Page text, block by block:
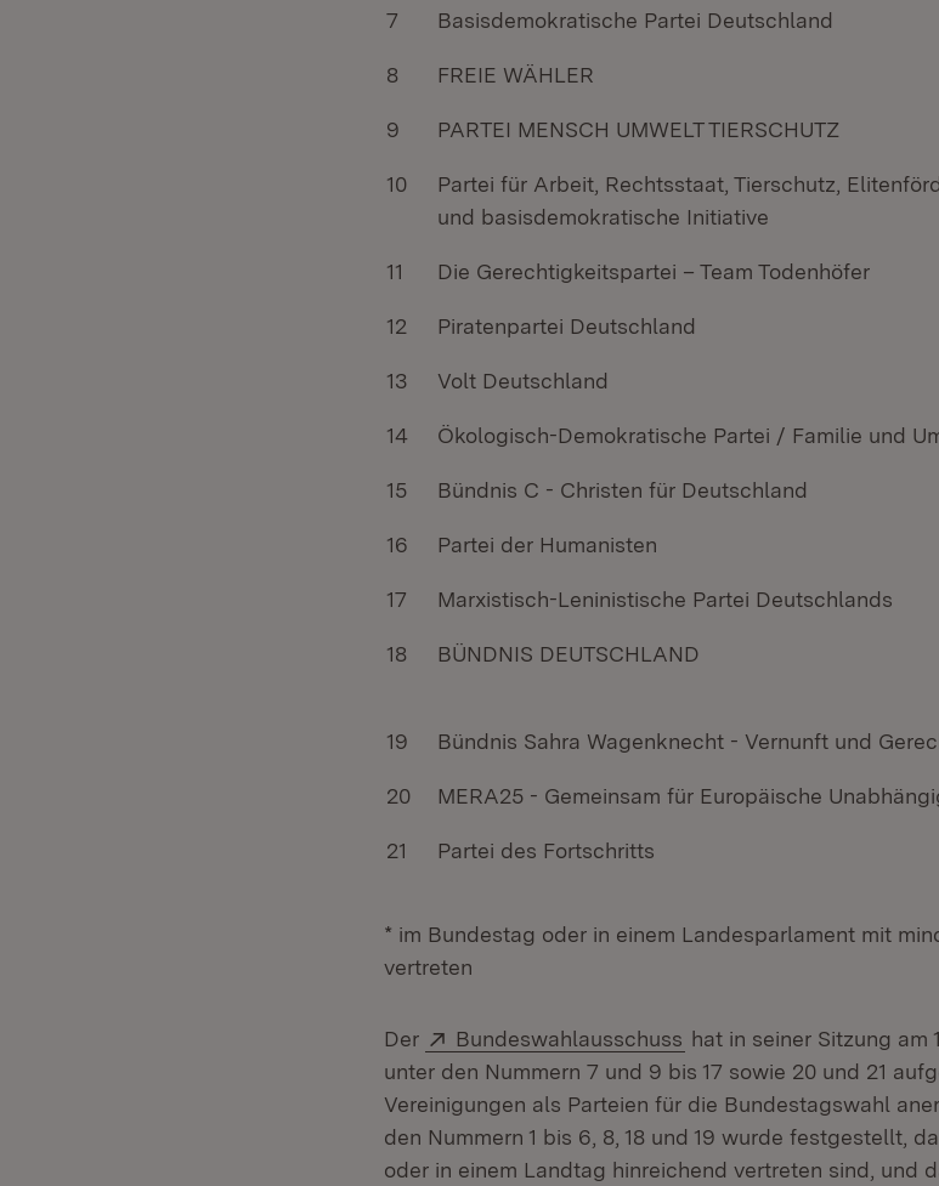
7 Basisdemokratische Partei Deutschland
8 FREIE WÄHLER
9 PARTEI MENSCH UMWELT TIERSCHUTZ
10
Partei für Arbeit, Rechtsstaat, Tierschutz,
und basisdemokratische Initiative
11 Die Gerechtigkeitspartei – Team Todenhöfer
12 Piratenpartei Deutschland
13 Volt Deutschland
14 Ökologisch-Demokratische Partei / Familie und
15 Bündnis C - Christen für Deutschland
16 Partei der Humanisten
17 Marxistisch-Leninistische Partei Deutschlands
18 BÜNDNIS DEUTSCHLAND
19 Bündnis Sahra Wagenknecht - Vernunft und
20 MERA25 - Gemeinsam für Europäische
21 Partei des Fortschritts
* im Bundestag oder in einem Landesparlament mit
vertreten
Der Extern:
Bundeswahlausschuss (Öffnet in neuem Fenster)
hat in seiner Sitzung am
unter den Nummern 7 und 9 bis 17 sowie 20 und 21
Vereinigungen als Parteien für die Bundestagswahl
den Nummern 1 bis 6, 8, 18 und 19 wurde festgestellt,
oder in einem Landtag hinreichend vertreten sind, und